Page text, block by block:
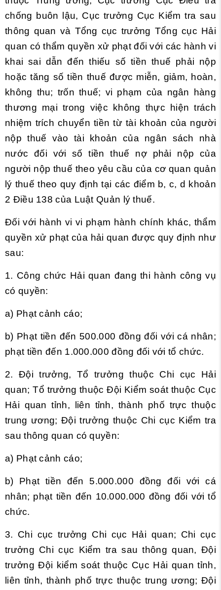
chống buôn lậu, Cục trưởng Cục Kiểm tra sau
thông quan và Tổng cục trưởng Tổng cục Hải
quan có thẩm quyền xử phạt đối với các hành vi
khai sai dẫn đến thiếu số tiền thuế phải nộp
hoặc tăng số tiền thuế được miễn, giảm, hoàn,
không thu; trốn thuế; vi phạm của ngân hàng
thương mại trong việc không thực hiện trách
nhiệm trích chuyển tiền từ tài khoản của người
nộp thuế vào tài khoản của ngân sách nhà
nước đối với số tiền thuế nợ phải nộp của
người nộp thuế theo yêu cầu của cơ quan quản
lý thuế theo quy định tại các điểm b, c, d khoản
2 Điều 138 của Luật Quản lý thuế.
Đối với hành vi vi phạm hành chính khác, thẩm
quyền xử phạt của hải quan được quy định như
sau:
1. Công chức Hải quan đang thi hành công vụ
có quyền:
a) Phạt cảnh cáo;
b) Phạt tiền đến 500.000 đồng đối với cá nhân;
phạt tiền đến 1.000.000 đồng đối với tổ chức.
2. Đội trưởng, Tổ trưởng thuộc Chi cục Hải
quan; Tổ trưởng thuộc Đội Kiểm soát thuộc Cục
Hải quan tỉnh, liên tỉnh, thành phố trực thuộc
trung ương; Đội trưởng thuộc Chi cục Kiểm tra
sau thông quan có quyền:
a) Phạt cảnh cáo;
b) Phạt tiền đến 5.000.000 đồng đối với cá
nhân; phạt tiền đến 10.000.000 đồng đối với tổ
chức.
3. Chi cục trưởng Chi cục Hải quan; Chi cục
trưởng Chi cục Kiểm tra sau thông quan, Đội
trưởng Đội kiểm soát thuộc Cục Hải quan tỉnh,
liên tỉnh, thành phố trực thuộc trung ương; Đội